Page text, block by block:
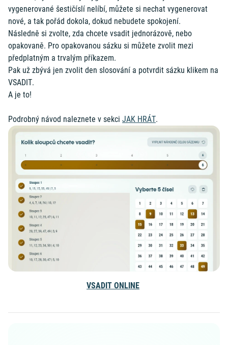
vygenerované šestičíslí nelíbí, můžete si nechat vygenerovat
nové, a tak pořád dokola, dokud nebudete spokojení.
Následně si zvolte, zda chcete vsadit jednorázově, nebo
opakovaně. Pro opakovanou sázku si můžete zvolit mezi
předplatným a trvalým příkazem.
Pak už zbývá jen zvolit den slosování a potvrdit sázku klikem na
VSADIT.
A je to!
Podrobný návod naleznete v sekci JAK HRÁT.
VSADIT ONLINE